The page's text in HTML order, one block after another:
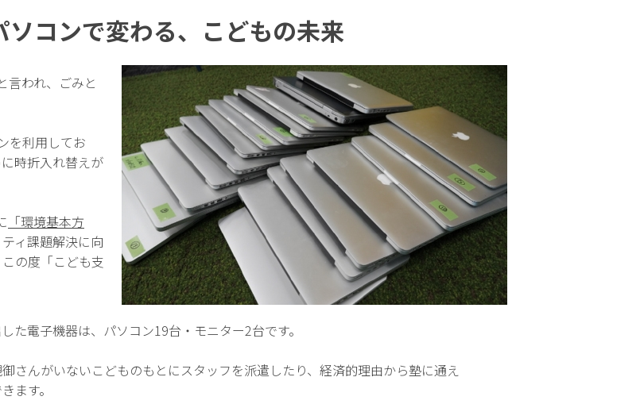
コンで変わる、こどもの未来
言われ、ごみと
を利用してお
時折入れ替えが
「環境基本方
ィ課題解決に向
の度「こども支
た電子機器は、パソコン19台・モニター2台です。
さんがいないこどものもとにスタッフを派遣したり、経済的理由から塾に通え
ます。